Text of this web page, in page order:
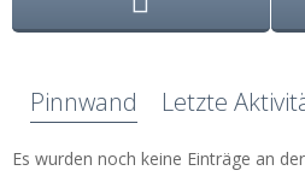
Pinnwand Letzte
Es wurden noch keine Einträge an